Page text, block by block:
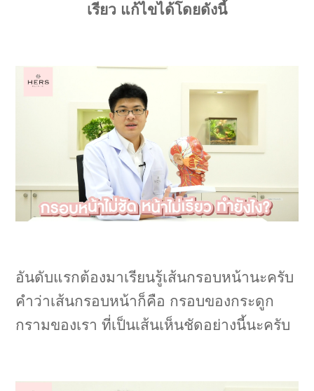
เรียว แก้ไขได้โดยดังนี้
อันดับแรกต้องมาเรียนรู้เส้นกรอบหน้านะครับ
คำว่าเส้นกรอบหน้าก็คือ กรอบของกระดูก
กรามของเรา ที่เป็นเส้นเห็นชัดอย่างนี้นะครับ